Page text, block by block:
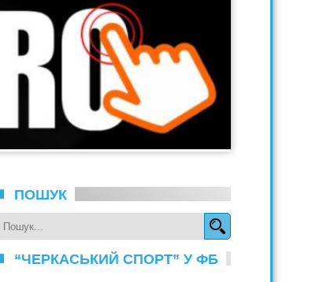
ПОШУК
“ЧЕРКАСЬКИЙ СПОРТ” У ФБ